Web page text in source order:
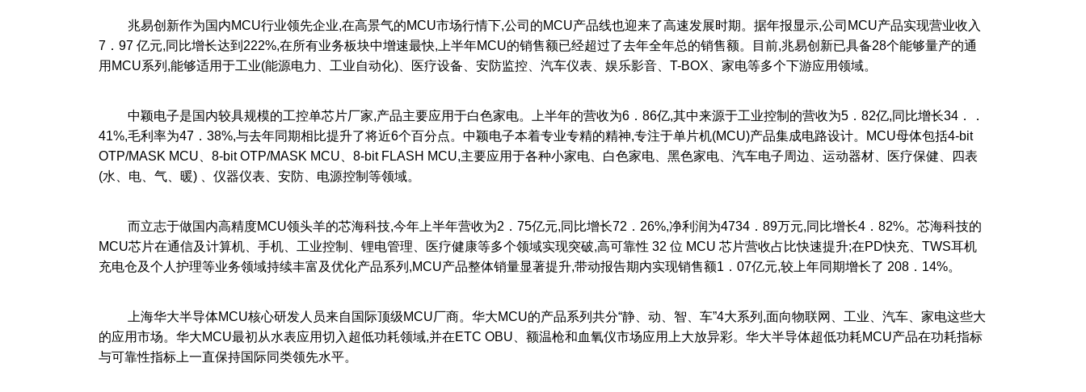
兆易创新作为国内MCU行业领先企业,在高景气的MCU市场行情下,公司的MCU产品线也迎来了高速发展时期。据年报显示,公司MCU产品实现营业收入
7．97 亿元,同比增长达到222%,在所有业务板块中增速最快,上半年MCU的销售额已经超过了去年全年总的销售额。目前,兆易创新已具备28个能够量产的通
用MCU系列,能够适用于工业(能源电力、工业自动化)、医疗设备、安防监控、汽车仪表、娱乐影音、T-BOX、家电等多个下游应用领域。
中颖电子是国内较具规模的工控单芯片厂家,产品主要应用于白色家电。上半年的营收为6．86亿,其中来源于工业控制的营收为5．82亿,同比增长34．．
41%,毛利率为47．38%,与去年同期相比提升了将近6个百分点。中颖电子本着专业专精的精神,专注于单片机(MCU)产品集成电路设计。MCU母体包括4-bit
OTP/MASK MCU、8-bit OTP/MASK MCU、8-bit FLASH MCU,主要应用于各种小家电、白色家电、黑色家电、汽车电子周边、运动器材、医疗保健、四表
(水、电、气、暖) 、仪器仪表、安防、电源控制等领域。
而立志于做国内高精度MCU领头羊的芯海科技,今年上半年营收为2．75亿元,同比增长72．26%,净利润为4734．89万元,同比增长4．82%。芯海科技的
MCU芯片在通信及计算机、手机、工业控制、锂电管理、医疗健康等多个领域实现突破,高可靠性 32 位 MCU 芯片营收占比快速提升;在PD快充、TWS耳机
充电仓及个人护理等业务领域持续丰富及优化产品系列,MCU产品整体销量显著提升,带动报告期内实现销售额1．07亿元,较上年同期增长了 208．14%。
上海华大半导体MCU核心研发人员来自国际顶级MCU厂商。华大MCU的产品系列共分“静、动、智、车”4大系列,面向物联网、工业、汽车、家电这些大
的应用市场。华大MCU最初从水表应用切入超低功耗领域,并在ETC OBU、额温枪和血氧仪市场应用上大放异彩。华大半导体超低功耗MCU产品在功耗指标
与可靠性指标上一直保持国际同类领先水平。